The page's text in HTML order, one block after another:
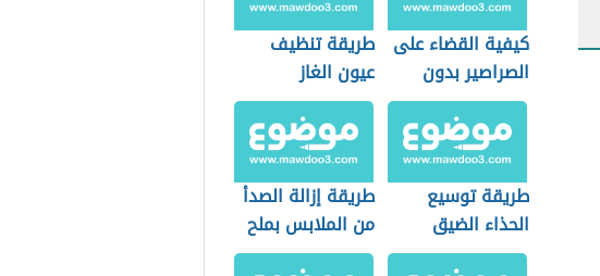
كيفية القضاء على
الصراصير بدون
مبيدات
طريقة تنظيف
عيون الغاز
طريقة توسيع
الحذاء الضيق
طريقة إزالة الصدأ
من الملابس بملح
الليمون